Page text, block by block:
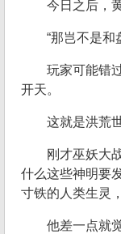
今日之后，
“那岂不是和
玩家可能错
开天。
这就是洪荒
刚才巫妖大
什么这些神明要
寸铁的人类生灵
他差一点就